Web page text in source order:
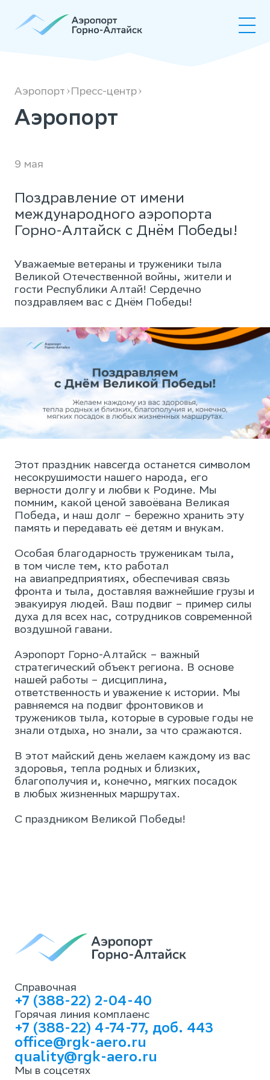
Аэропорт
Аэропорт Пресс-центр
Аэропорт
9 мая
Поздравление от имени
международного аэропорта
Горно-Алтайск с Днём Победы!
Уважаемые ветераны и труженики тыла
Великой Отечественной войны, жители и
гости Республики Алтай! Сердечно
поздравляем вас с Днём Победы!
Этот праздник навсегда останется символом
несокрушимости нашего народа, его
верности долгу и любви к Родине. Мы
помним, какой ценой завоёвана Великая
Победа, и наш долг – бережно хранить эту
память и передавать её детям и внукам.
Особая благодарность труженикам тыла,
в том числе тем, кто работал
на авиапредприятиях, обеспечивая связь
фронта и тыла, доставляя важнейшие грузы и
эвакуируя людей. Ваш подвиг – пример силы
духа для всех нас, сотрудников современной
воздушной гавани.
Аэропорт Горно-Алтайск – важный
стратегический объект региона. В основе
нашей работы – дисциплина,
ответственность и уважение к истории. Мы
равняемся на подвиг фронтовиков и
тружеников тыла, которые в суровые годы не
знали отдыха, но знали, за что сражаются.
В этот майский день желаем каждому из вас
здоровья, тепла родных и близких,
благополучия и, конечно, мягких посадок
в любых жизненных маршрутах.
С праздником Великой Победы!
Справочная
+7 (388-22) 2-04-40
Горячая линия комплаенс
+7 (388-22) 4-74-77, доб. 443
office@rgk-aero.ru
quality@rgk-aero.ru
Мы в соцсетях